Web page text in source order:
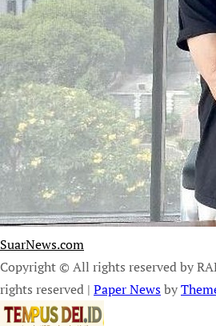
SuarNews.com
Copyright © All rights reserved by
rights reserved | Paper Newsby